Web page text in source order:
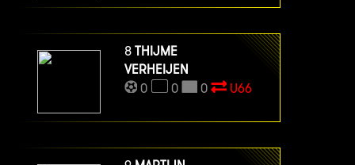
8 THIJME
VERHEIJEN
0
0 0 U66